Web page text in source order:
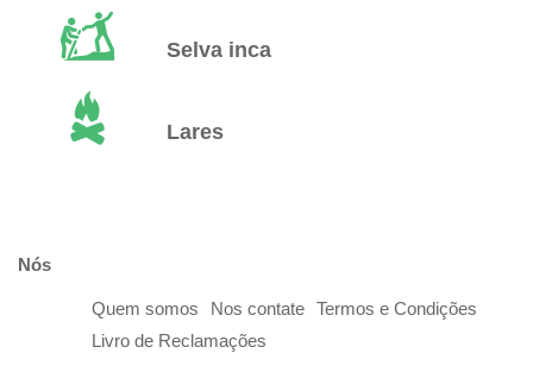
Selva inca
Lares
Nós
Quem somos Nos contate
Termos e Condições
Livro de Reclamações